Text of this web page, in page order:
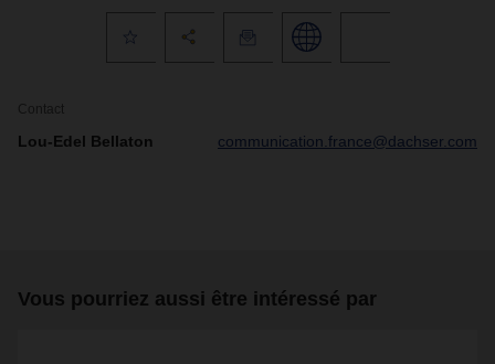
Contact
Lou-Edel Bellaton communication.france@dachser.com
Vous pourriez aussi être intéressé par